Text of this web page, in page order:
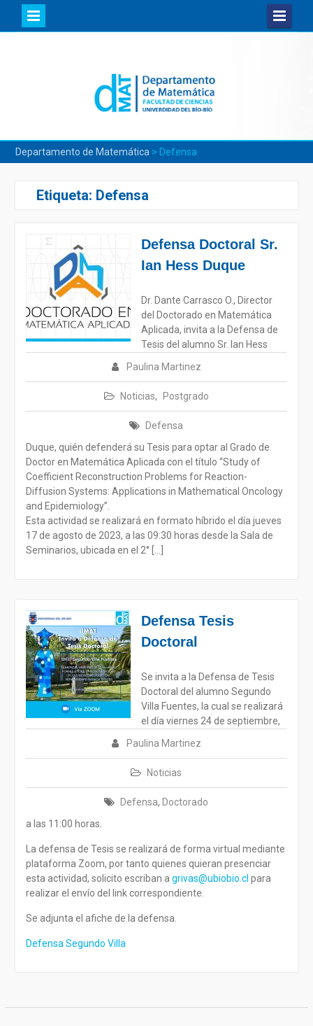
Departamento de Matemática > Defensa
Etiqueta: Defensa
Defensa Doctoral Sr.
Ian Hess Duque
Paulina Martinez
Noticias, Postgrado
Defensa
Dr. Dante Carrasco O., Director
del Doctorado en Matemática
Aplicada, invita a la Defensa de
Tesis del alumno Sr. Ian Hess
Duque, quién defenderá su Tesis para optar al Grado de
Doctor en Matemática Aplicada con el título “Study of
Coefficient Reconstruction Problems for Reaction-
Diffusion Systems: Applications in Mathematical Oncology
and Epidemiology”.
Esta actividad se realizará en formato híbrido el día jueves
17 de agosto de 2023, a las 09:30 horas desde la Sala de
Seminarios, ubicada en el 2° […]
Defensa Tesis
Doctoral
Paulina Martinez
Noticias
Defensa, Doctorado
Se invita a la Defensa de Tesis
Doctoral del alumno Segundo
Villa Fuentes, la cual se realizará
el día viernes 24 de septiembre,
a las 11:00 horas.
La defensa de Tesis se realizará de forma virtual mediante
plataforma Zoom, por tanto quienes quieran presenciar
esta actividad, solicito escriban a grivas@ubiobio.cl para
realizar el envío del link correspondiente.
Se adjunta el afiche de la defensa.
Defensa Segundo Villa